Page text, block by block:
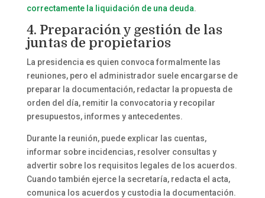
correctamente la liquidación de una deuda.
4. Preparación y gestión de las
juntas de propietarios
La presidencia es quien convoca formalmente las
reuniones, pero el administrador suele encargarse de
preparar la documentación, redactar la propuesta de
orden del día, remitir la convocatoria y recopilar
presupuestos, informes y antecedentes.
Durante la reunión, puede explicar las cuentas,
informar sobre incidencias, resolver consultas y
advertir sobre los requisitos legales de los acuerdos.
Cuando también ejerce la secretaría, redacta el acta,
comunica los acuerdos y custodia la documentación.